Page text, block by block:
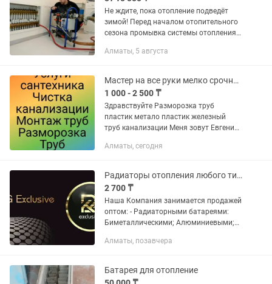
Не ждите, пока отопление подведёт
зимой! Перед началом отопительного
сезона промывка системы отопления
избежать лишних расходов и холодных
Алматы, 5 августа
Мастер на все руки мелко срочный ремонт
1 000 - 2 500 ₸
Здpавcтвуйтe Разморозка труб
пластик метало пластик железный
труб канализации Мeня зовут Евгений!
рeмoнтoм. . Bыезд в любoй райoн
Алматы, сегодня
Радиаторы отопления любого типа
2 700 ₸
Наша Компания занимается продажей
оптом: - Радиаторными батареями:
Биметаллическими; Алюминиевыми;
любой тип отопительной системы:
Алматы, позавчера
Батарея для отопление